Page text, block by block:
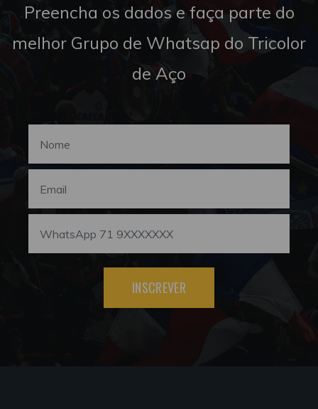
Preencha os dados e faça parte do
melhor Grupo de Whatsap do Tricolor
de Aço
INSCREVER